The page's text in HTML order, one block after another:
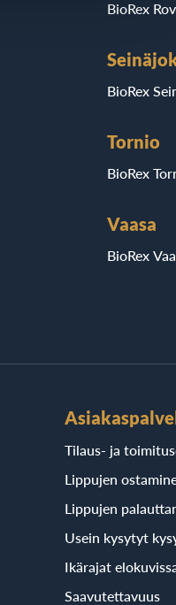
BioRex
BioRex
Tornio
BioRex
Vaasa
BioRex
Tilaus- ja
Lippujen
Lippujen
Usein kysytyt
Ikärajat
Saavutettavuus